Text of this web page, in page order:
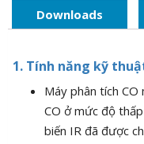
Downloads
1. Tính năng kỹ
Máy phân tích
CO ở mức độ
biến IR đã được